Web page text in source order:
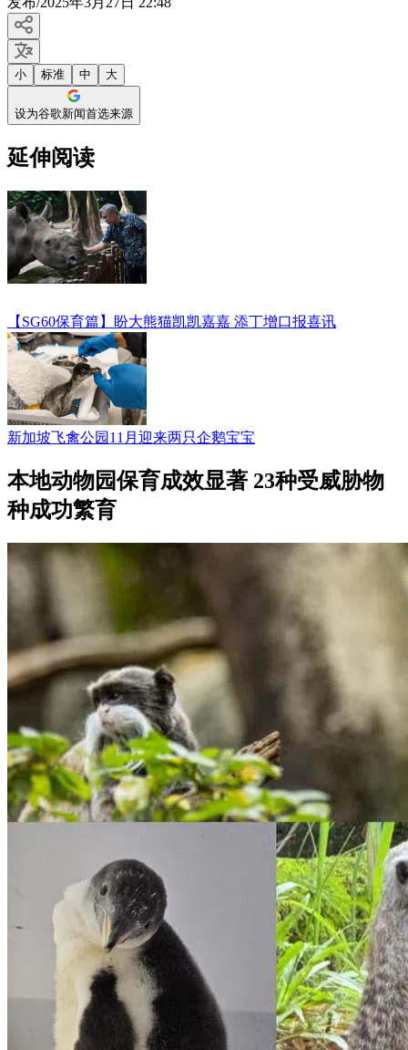
小 标准 中 大
设为谷歌新闻首选来源
延伸阅读
【SG60保育篇】盼大熊猫凯凯嘉嘉 添丁增口报喜讯
新加坡飞禽公园11月迎来两只企鹅宝宝
本地动物园保育成效显著 23种受威胁物
种成功繁育